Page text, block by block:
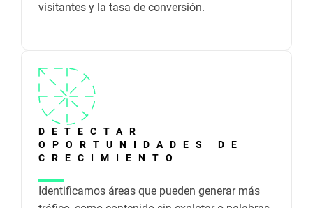
visitantes y la tasa de conversión.
DETECTAR
OPORTUNIDADES DE
CRECIMIENTO
Identificamos áreas que pueden generar más